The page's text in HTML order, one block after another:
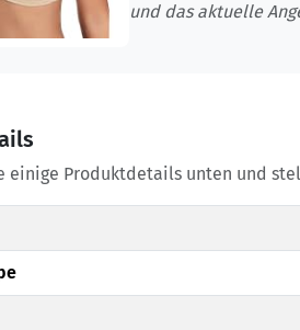
und das aktuelle
einige Produktdetails unten und